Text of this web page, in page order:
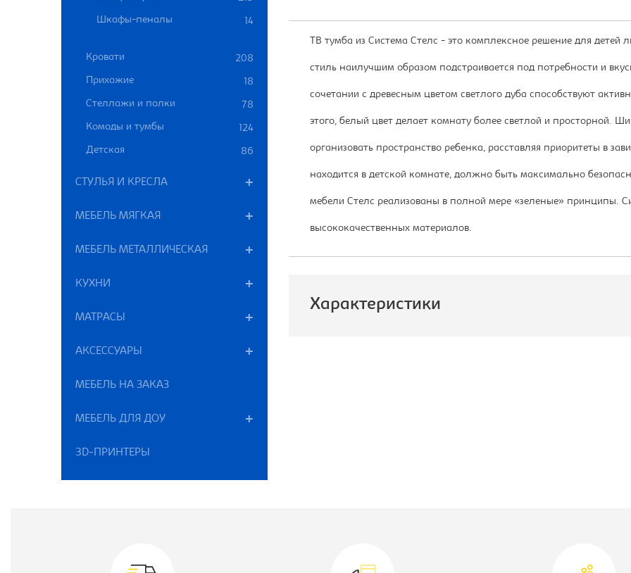
Шкафы-пеналы 14
Кровати 208
Прихожие 18
Стеллажи и полки 78
Комоды и тумбы 124
Детская 86
СТУЛЬЯ И КРЕСЛА
МЕБЕЛЬ МЯГКАЯ
МЕБЕЛЬ МЕТАЛЛИЧЕСКАЯ
КУХНИ
МАТРАСЫ
АКСЕССУАРЫ
МЕБЕЛЬ НА ЗАКАЗ
МЕБЕЛЬ ДЛЯ ДОУ
3D-ПРИНТЕРЫ
ТВ тумба из Система Стелс - это комплексное решение для детей
стиль наилучшим образом подстраивается под потребности и
сочетании с древесным цветом светлого дуба способствуют
этого, белый цвет делает комнату более светлой и просторной.
организовать пространство ребенка, расставляя приоритеты в
находится в детской комнате, должно быть максимально
мебели Стелс реализованы в полной мере «зеленые» принципы.
высококачественных материалов.
Характеристики